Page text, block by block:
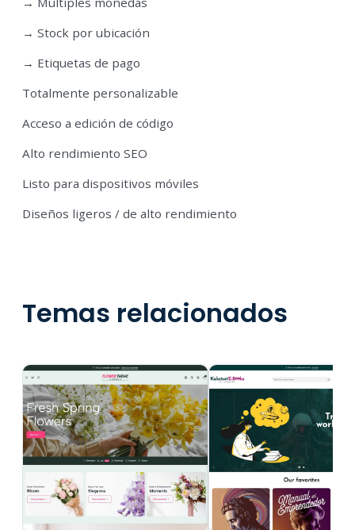
→ Stock por ubicación
→ Etiquetas de pago
Totalmente personalizable
Acceso a edición de código
Alto rendimiento SEO
Listo para dispositivos móviles
Diseños ligeros / de alto rendimiento
Temas relacionados